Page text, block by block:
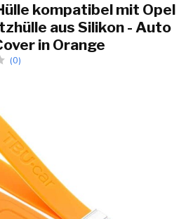
kompatibel mit Opel
aus Silikon - Auto
in Orange
(0)